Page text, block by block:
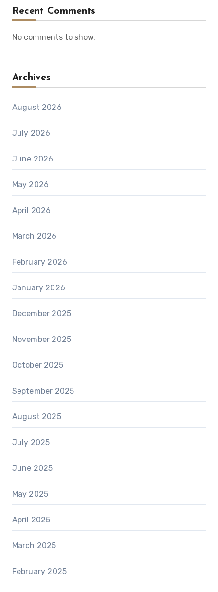
Recent Comments
No comments to show.
Archives
August 2026
July 2026
June 2026
May 2026
April 2026
March 2026
February 2026
January 2026
December 2025
November 2025
October 2025
September 2025
August 2025
July 2025
June 2025
May 2025
April 2025
March 2025
February 2025